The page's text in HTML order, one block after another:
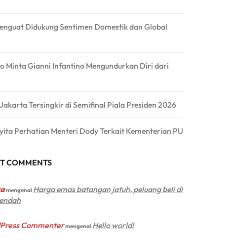
Didukung Sentimen Domestik dan Global
Minta Gianni Infantino Mengundurkan Diri dari
Tersingkir di Semifinal Piala Presiden 2026
Perhatian Menteri Dody Terkait Kementerian PU
COMMENTS
mengenai Harga emas batangan jatuh, peluang beli di
Commentermengenai Hello world!